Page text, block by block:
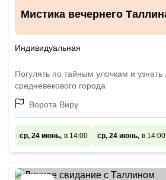
Мистика вечернего
Индивидуальная
Погулять по тайным улочкам и узнать
средневекового города
Ворота Виру
ср, 24 июнь, в 14:00 ср, 24 июнь, в 14:00